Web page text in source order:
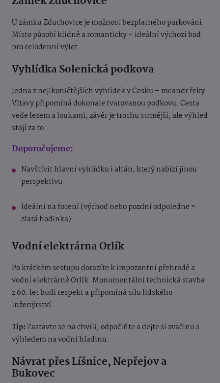
U zámku Zduchovice je možnost bezplatného parkování.
Místo působí klidně a romanticky – ideální výchozí bod
pro celodenní výlet.
Vyhlídka Solenická podkova
Jedna z nejikoničtějších vyhlídek v Česku – meandr řeky
Vltavy připomíná dokonale tvarovanou podkovu. Cesta
vede lesem a loukami, závěr je trochu strmější, ale výhled
stojí za to.
Doporučujeme:
Navštívit hlavní vyhlídku i altán, který nabízí jinou
perspektivu
Ideální na focení (východ nebo pozdní odpoledne =
zlatá hodinka)
Vodní elektrárna Orlík
Po krátkém sestupu dorazíte k impozantní přehradě a
vodní elektrárně Orlík. Monumentální technická stavba
z 60. let budí respekt a připomíná sílu lidského
inženýrství.
Tip:Zastavte se na chvíli, odpočiňte a dejte si svačinu s
výhledem na vodní hladinu.
Návrat přes Líšnice, Nepřejov a
Bukovec